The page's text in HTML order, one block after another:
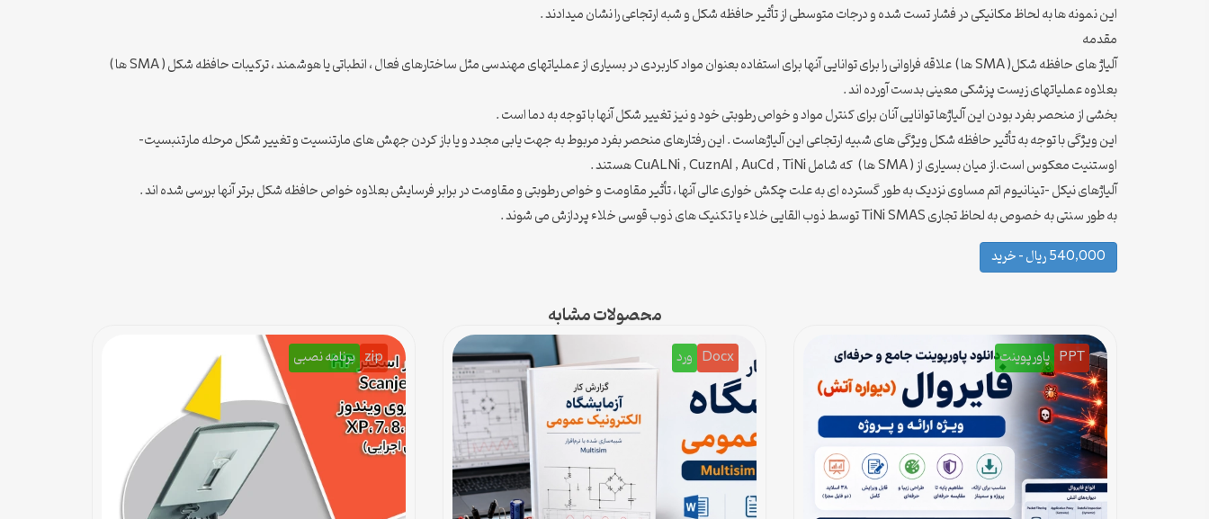
این نمونه ها به لحاظ مکانیکی در فشار تست شده و درجات متوسطی از تأثیر حافظه شکل و شبه ارتجاعی را نشان میدادند .
مقدمه
آلیاژ های حافظه شکل( SMA ها ) علاقه فراوانی را برای توانایی آنها برای استفاده بعنوان مواد کاربردی در بسیاری از عملیاتهای مهندسی مثل ساختارهای فعال ، انطباتی یا هوشمند ، ترکیبات حافظه شکل ( SMA ها )
بعلاوه عملیاتهای زیست پزشکی معینی بدست آورده اند .
بخشی از منحصر بفرد بودن این آلیاژها توانایی آنان برای کنترل مواد و خواص رطوبتی خود و نیز تغییر شکل آنها با توجه به دما است .
این ویژگی با توجه به تأثیر حافظه شکل ویژگی های شبیه ارتجاعی این آلیاژهاست . این رفتارهای منحصر بفرد مربوط به جهت یابی مجدد و یا باز کردن جهش های مارتنسیت و تغییر شکل مرحله مارتنبسیت-
اوستنیت معکوس است.از میان بسیاری از ( SMA ها ) که شامل CuALNi , CuznAl , AuCd , TiNi هستند .
آلیاژهای نیکل –تینانیوم اتم مساوی نزدیک به طور گسترده ای به علت چکش خواری عالی آنها ، تأثیر مقاومت و خواص رطوبتی و مقاومت در برابر فرسایش بعلاوه خواص حافظه شکل برتر آنها بررسی شده اند .
به طور سنتی به خصوص به لحاظ تجاری TiNi SMAS توسط ذوب القایی خلاء یا تکنیک های ذوب قوسی خلاء پردازش می شوند .
540,000 ریال – خرید
محصولات مشابه
PPT پاورپوینت Docx ورد zip برنامه نصبی